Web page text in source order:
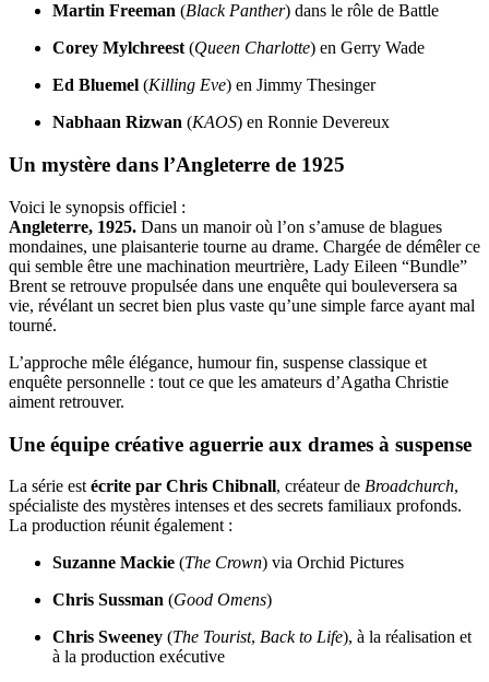
Martin Freeman (Black Panther) dans le rôle de Battle
Corey Mylchreest(Queen Charlotte) en Gerry Wade
Ed Bluemel (Killing Eve) en Jimmy Thesinger
Nabhaan Rizwan (KAOS) en Ronnie Devereux
Un mystère dans l’Angleterre de 1925
Voici le synopsis officiel :
Angleterre, 1925. Dans un manoir où l’on s’amuse de blagues
mondaines, une plaisanterie tourne au drame. Chargée de démêler ce
qui semble être une machination meurtrière, Lady Eileen “Bundle”
Brent se retrouve propulsée dans une enquête qui bouleversera sa
vie, révélant un secret bien plus vaste qu’une simple farce ayant mal
tourné.
L’approche mêle élégance, humour fin, suspense classique et
enquête personnelle : tout ce que les amateurs d’Agatha Christie
aiment retrouver.
Une équipe créative aguerrie aux drames à suspense
La série est écrite par Chris Chibnall, créateur de Broadchurch,
spécialiste des mystères intenses et des secrets familiaux profonds.
La production réunit également :
Suzanne Mackie (The Crown) via Orchid Pictures
Chris Sussman (Good Omens)
Chris Sweeney (The Tourist, Back to Life), à la réalisation et
à la production exécutive